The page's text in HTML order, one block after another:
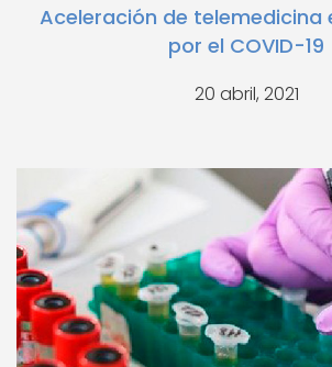
Aceleración de telemedicina
por el COVID-19
20 abril, 2021